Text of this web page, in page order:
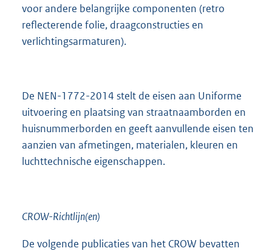
voor andere belangrijke componenten (retro
reflecterende folie, draagconstructies en
verlichtingsarmaturen).
De NEN-1772-2014 stelt de eisen aan Uniforme
uitvoering en plaatsing van straatnaamborden en
huisnummerborden en geeft aanvullende eisen ten
aanzien van afmetingen, materialen, kleuren en
luchttechnische eigenschappen.
CROW-Richtlijn(en)
De volgende publicaties van het CROW bevatten